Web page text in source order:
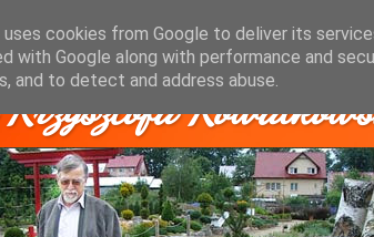
cookies from Google to deliver its
with Google along with performance and
and to detect and address abuse.